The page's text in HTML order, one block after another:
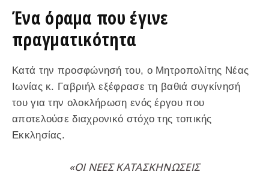
Ένα όραμα που έγινε
πραγματικότητα
Κατά την προσφώνησή του, ο Μητροπολίτης Νέας
Ιωνίας κ. Γαβριήλ εξέφρασε τη βαθιά συγκίνησή
του για την ολοκλήρωση ενός έργου που
αποτελούσε διαχρονικό στόχο της τοπικής
Εκκλησίας.
«ΟΙ ΝΈΕΣ ΚΑΤΑΣΚΗΝΏΣΕΙΣ